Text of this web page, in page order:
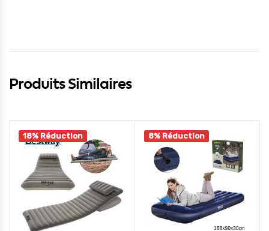
Produits Similaires
18% Réduction 8% Réduction